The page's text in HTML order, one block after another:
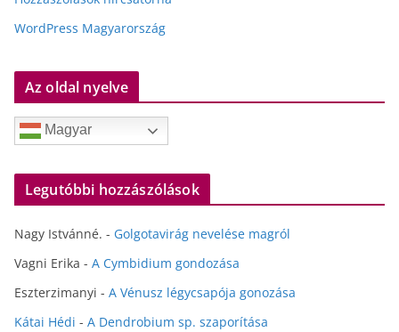
WordPress Magyarország
Az oldal nyelve
Magyar
Legutóbbi hozzászólások
Nagy Istvánné. - Golgotavirág nevelése magról
Vagni Erika - A Cymbidium gondozása
Eszterzimanyi - A Vénusz légycsapója gonozása
Kátai Hédi - A Dendrobium sp. szaporítása